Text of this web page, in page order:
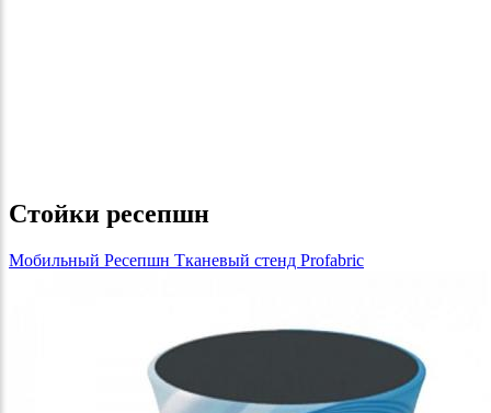
Стойки ресепшн
Мобильный Ресепшн Тканевый стенд Profabric